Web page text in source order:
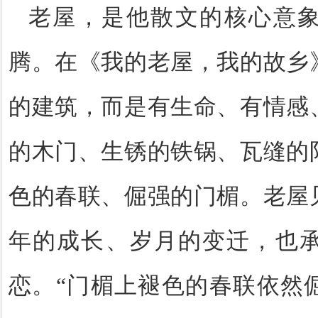
老屋，是他散文的核心意
腾。在《我的老屋，我的故
的建筑，而是有生命、有情
的木门、生锈的铁锅、瓦缝
色的春联、倔强的门楣。老
年的成长、岁月的变迁，也
恋。 “门楣上褪色的春联依然